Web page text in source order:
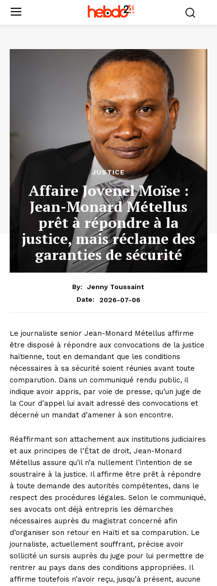
JUSTICE
Affaire Jovenel Moïse :
Jean-Monard Métellus
prêt à répondre à la
justice, mais réclame des
garanties de sécurité
By:
Jenny Toussaint
Date:
2026-07-06
Le journaliste senior Jean-Monard Métellus affirme
être disposé à répondre aux convocations de la justice
haïtienne, tout en demandant que les conditions
nécessaires à sa sécurité soient réunies avant toute
comparution. Dans un communiqué rendu public, il
indique avoir appris, par voie de presse, qu’un juge de
la Cour d’appel lui avait adressé des convocations et
décerné un mandat d’amener à son encontre.
Réaffirmant son attachement aux institutions judiciaires
et aux principes de l’État de droit, Jean-Monard
Métellus assure qu’il n’a nullement l’intention de se
soustraire à la justice. Il affirme être prêt à répondre
à toute demande des autorités compétentes, dans le
respect des procédures légales. Selon le communiqué,
ses avocats ont déjà entrepris les démarches
nécessaires auprès du magistrat concerné afin
d’organiser son retour en Haïti et sa comparution. Le
journaliste, actuellement souffrant, précise avoir
sollicité un sursis auprès du juge pour lui permettre de
rentrer au pays dans des conditions appropriées. Il
affirme toutefois n’avoir reçu, jusqu’à présent, aucune